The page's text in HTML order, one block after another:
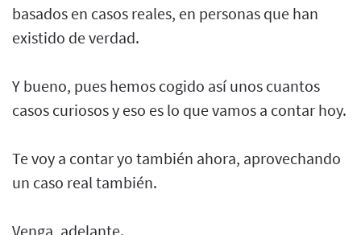
basados en casos reales, en personas que han
existido de verdad.
Y bueno, pues hemos cogido así unos cuantos
casos curiosos y eso es lo que vamos a contar hoy.
Te voy a contar yo también ahora, aprovechando
un caso real también.
Venga, adelante.